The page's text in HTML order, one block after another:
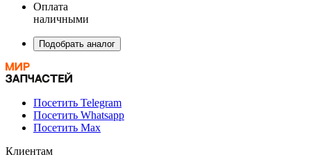
Оплата
наличными
Подобрать аналог
Посетить Telegram
Посетить Whatsapp
Посетить Max
Клиентам